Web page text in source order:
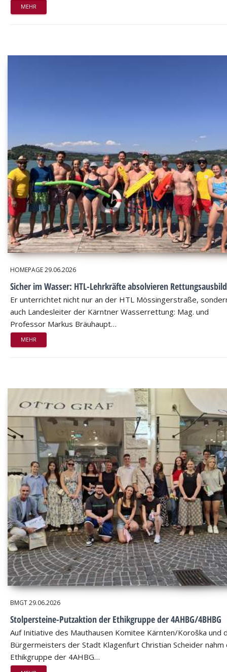
MEHR
HOMEPAGE29.06.2026
Sicher im Wasser: HTL-Lehrkräfte absolvieren
Er unterrichtet nicht nur an der HTL Mössingerstraße,
auch Landesleiter der Kärntner Wasserrettung: Mag. und
Professor Markus Bräuhaupt…
MEHR
BMGT29.06.2026
Stolpersteine-Putzaktion der Ethikgruppe der 4AHBG/4BHBG
Auf Initiative des Mauthausen Komitee Kärnten/Koroška und
Bürgermeisters der Stadt Klagenfurt Christian Scheider nahm
Ethikgruppe der 4AHBG…